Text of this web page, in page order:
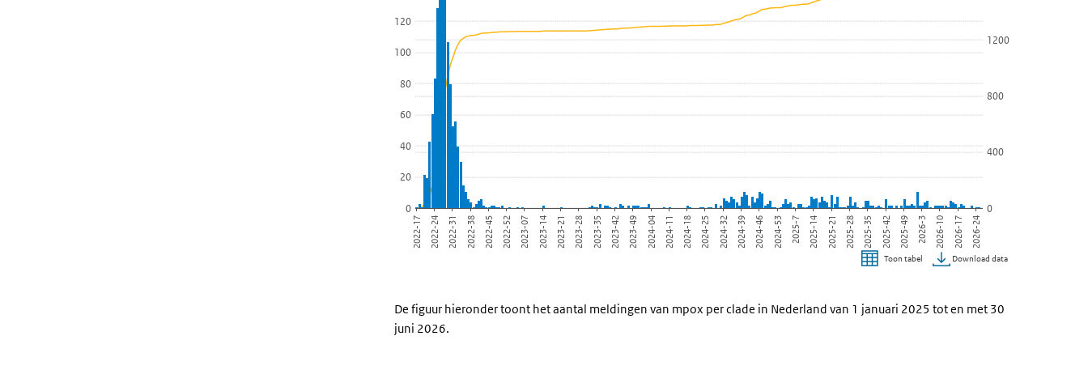
0
20
40
60
80
100
120
0
400
800
1200
2022-17 2022-24 2022-31 2022-38 2022-45 2022-52 2023-07 2023-14 2023-21 2023-28 2023-35 2023-42 2023-49 2024-04 2024-11 2024-18 2024-25 2024-32 2024-39 2024-46 2024-53 2025-7 2025-14 2025-21 2025-28 2025-35 2025-42 2025-49 2026-3 2026-10 2026-17 2026-24
Toon tabel Download data
De figuur hieronder toont het aantal meldingen van mpox per clade in Nederland van 1 januari 2025 tot en met 30
juni 2026.